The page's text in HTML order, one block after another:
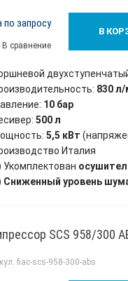
830
10 бар
500 л
5,5 кВт
Италия
Укомплектован
Сниженный уровень
по запросу
В сравнение
В
SCS 958/300
fiac-scs-958-300-abs